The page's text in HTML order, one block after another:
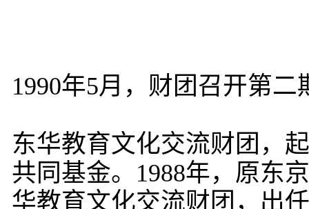
1990年5月，财团召开第
东华教育文化交流财团，
共同基金。1988年，原东
华教育文化交流财团，出